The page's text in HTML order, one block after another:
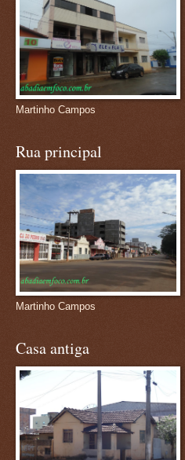
Martinho Campos
Rua principal
Martinho Campos
Casa antiga